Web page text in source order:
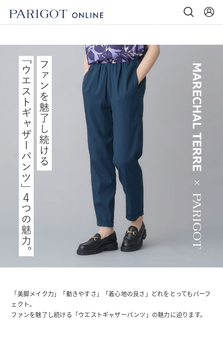
「美脚メイク力」「動きやすさ」「着心地の良さ」どれをとってもパーフ
ェクト。
ファンを魅了し続ける「ウエストギャザーパンツ」の魅力に迫ります。